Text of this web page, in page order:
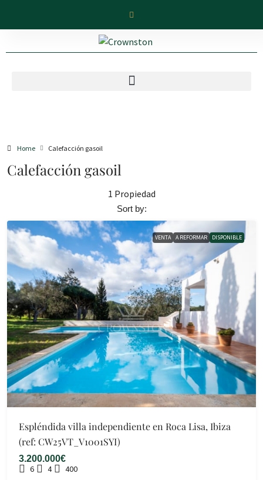
Home Calefacción gasoil
Calefacción gasoil
1 Propiedad
Sort by:
VENTA A REFORMAR DISPONIBLE
Espléndida villa independiente en Roca Lisa, Ibiza
(ref: CW25VT_V1001SYI)
3.200.000€
6 4 400